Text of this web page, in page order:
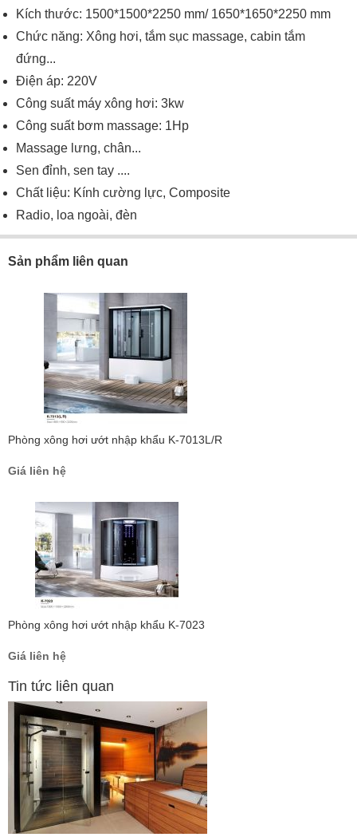
Kích thước: 1500*1500*2250 mm/ 1650*1650*2250 mm
Chức năng: Xông hơi, tắm sục massage, cabin tắm
đứng...
Điện áp: 220V
Công suất máy xông hơi: 3kw
Công suất bơm massage: 1Hp
Massage lưng, chân...
Sen đỉnh, sen tay ....
Chất liệu: Kính cường lực, Composite
Radio, loa ngoài, đèn
Sản phẩm liên quan
Phòng xông hơi ướt nhập khẩu K-7013L/R
Giá liên hệ
Phòng xông hơi ướt nhập khẩu K-7023
Giá liên hệ
Tin tức liên quan